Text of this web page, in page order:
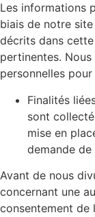
Les informations
biais de notre
décrits dans
pertinentes.
personnelles pour
Finalités
sont
mise en
demande
Avant de nous
concernant une
consentement de